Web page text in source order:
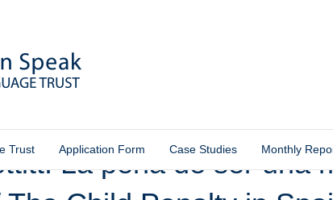
Trust Application Form Case Studies Monthly
La pena de ser una